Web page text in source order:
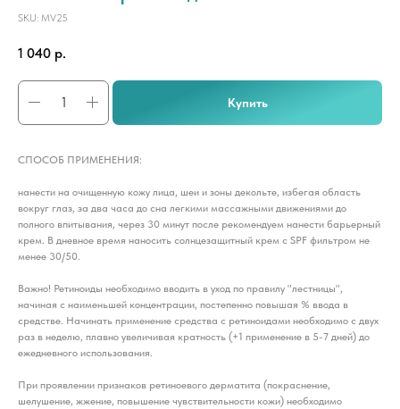
SKU: MV25
1 040 р.
Купить
СПОСОБ ПРИМЕНЕНИЯ:
нанести на очищенную кожу лица, шеи и зоны декольте, избегая область
вокруг глаз, за два часа до сна легкими массажными движениями до
полного впитывания, через 30 минут после рекомендуем нанести барьерный
крем. В дневное время наносить солнцезащитный крем с SPF фильтром не
менее 30/50.
Важно! Ретиноиды необходимо вводить в уход по правилу "лестницы",
начиная с наименьшей концентрации, постепенно повышая % ввода в
средстве. Начинать применение средства с ретиноидами необходимо с двух
раз в неделю, плавно увеличивая кратность (+1 применение в 5-7 дней) до
ежедневного использования.
При проявлении признаков ретиноевого дерматита (покраснение,
шелушение, жжение, повышение чувствительности кожи) необходимо